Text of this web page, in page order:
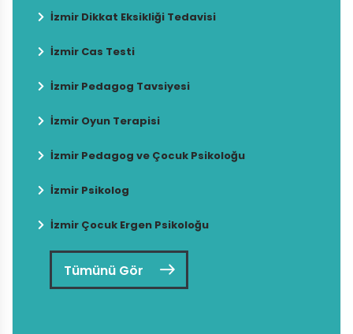
İzmir Dikkat Eksikliği Tedavisi
İzmir Cas Testi
İzmir Pedagog Tavsiyesi
İzmir Oyun Terapisi
İzmir Pedagog ve Çocuk Psikoloğu
İzmir Psikolog
İzmir Çocuk Ergen Psikoloğu
Tümünü Gör